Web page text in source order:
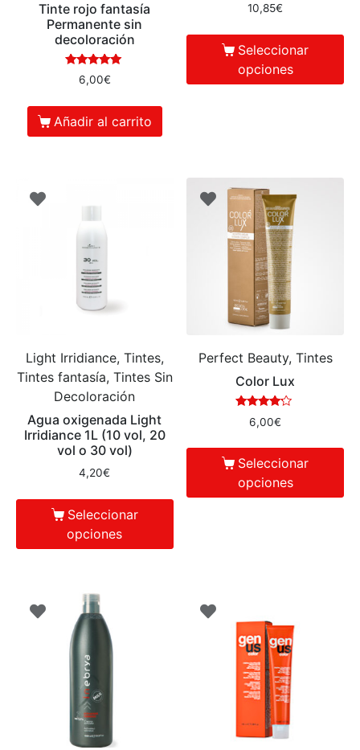
Tinte rojo fantasía
Permanente sin
decoloración
Valorado en
5.00
6,00€
Añadir al carrito
10,85€
Seleccionar
opciones
Light Irridiance, Tintes,
Tintes fantasía, Tintes Sin
Decoloración
Agua oxigenada Light
Irridiance 1L (10 vol, 20
vol o 30 vol)
4,20€
Seleccionar
opciones
Perfect Beauty, Tintes
Color Lux
Valorado
en
de 5
6,00€
Seleccionar
opciones